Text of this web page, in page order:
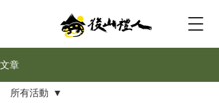
文章
所有活動